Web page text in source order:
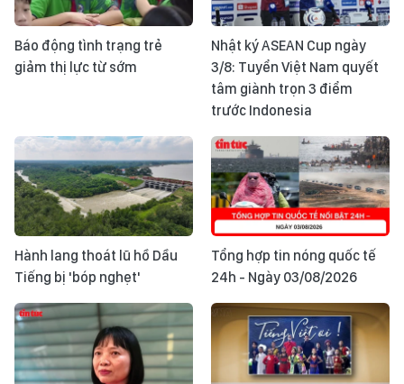
Báo động tình trạng trẻ
giảm thị lực từ sớm
Nhật ký ASEAN Cup ngày
3/8: Tuyển Việt Nam quyết
tâm giành trọn 3 điểm
trước Indonesia
Hành lang thoát lũ hồ Dầu
Tiếng bị 'bóp nghẹt'
Tổng hợp tin nóng quốc tế
24h - Ngày 03/08/2026